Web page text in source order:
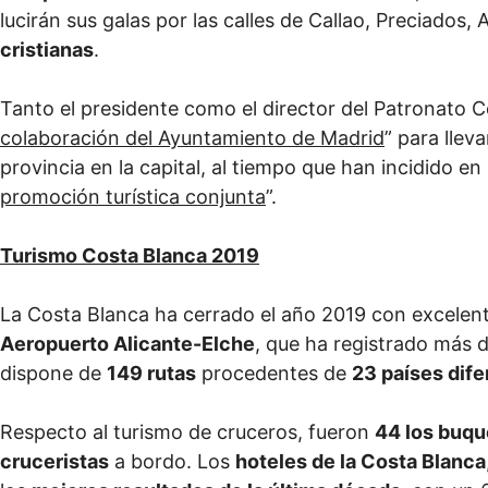
lucirán sus galas por las calles de Callao,
cristianas.
Tanto el presidente como el director del Patronato
colaboración del Ayuntamiento de Madrid” para
provincia en la capital, al tiempo que han incidido en
promoción turística conjunta”.
Turismo Costa Blanca 2019
La Costa Blanca ha cerrado el año 2019 con
Aeropuerto Alicante-Elche, que ha registrado más
dispone de 149 rutas procedentes de 23 países
Respecto al turismo de cruceros, fueron 44 los
cruceristas a bordo. Los hoteles de la Costa Blanca